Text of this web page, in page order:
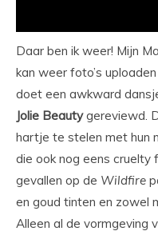
Daar ben ik weer! Mijn
kan weer foto’s
doet een awkward
Jolie Beautygereviewd.
hartje te stelen met hun
die ook nog eens cruelty
gevallen op de Wildfire
en goud tinten en zowel
Alleen al de vormgeving